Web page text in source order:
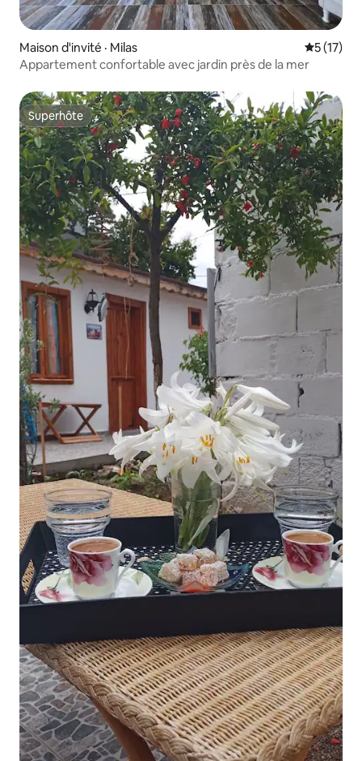
Maison d'invité · Milas Note
5 (17)
Appartement confortable avec jardin près de la mer
Superhôte
Superhôte